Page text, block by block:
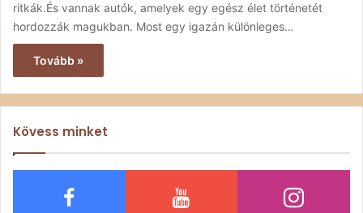
ritkák.És vannak autók, amelyek egy egész élet történetét
hordozzák magukban. Most egy igazán különleges…
Tovább »
Kövess minket